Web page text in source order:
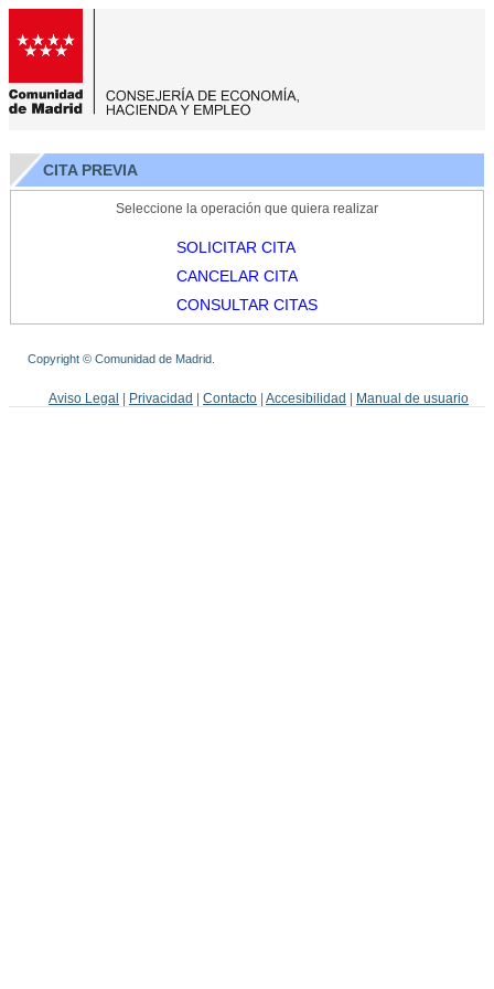
CITA PREVIA
Seleccione la operación que quiera realizar
SOLICITAR CITA
CANCELAR CITA
CONSULTAR CITAS
Copyright © Comunidad de Madrid.
Aviso Legal Privacidad Contacto Accesibilidad Manual de usuario